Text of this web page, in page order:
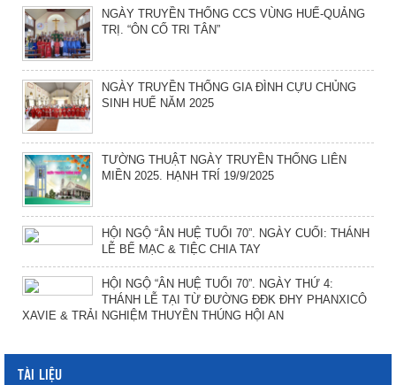
NGÀY TRUYỀN THỐNG CCS VÙNG HUẾ-QUẢNG
TRỊ. “ÔN CỐ TRI TÂN”
NGÀY TRUYỀN THỐNG GIA ĐÌNH CỰU CHỦNG
SINH HUẾ NĂM 2025
TƯỜNG THUẬT NGÀY TRUYỀN THỐNG LIÊN
MIỀN 2025. HẠNH TRÍ 19/9/2025
HỘI NGỘ “ÂN HUỆ TUỔI 70”. NGÀY CUỐI: THÁNH
LỄ BẾ MẠC & TIỆC CHIA TAY
HỘI NGỘ “ÂN HUỆ TUỔI 70”. NGÀY THỨ 4:
THÁNH LỄ TẠI TỪ ĐƯỜNG ĐĐK ĐHY PHANXICÔ
XAVIE & TRẢI NGHIỆM THUYỀN THÚNG HỘI AN
TÀI LIỆU